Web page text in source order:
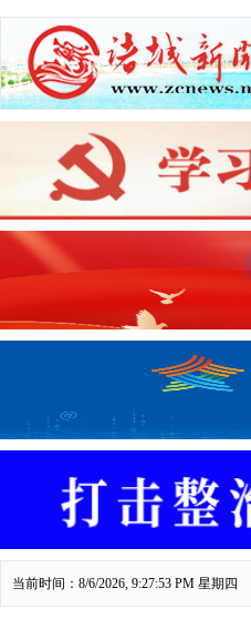
当前时间：8/6/2026, 9:27:53 PM 星期四